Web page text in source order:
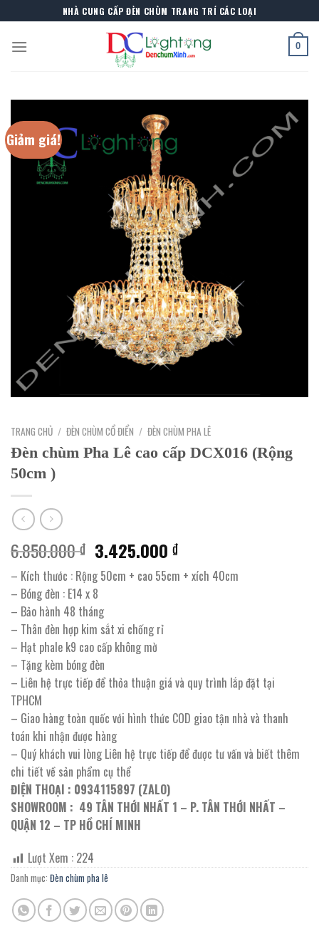
to
content
NHÀ CUNG CẤP ĐÈN CHÙM TRANG TRÍ CÁC LOẠI
0
Giảm giá!
TRANG CHỦ / ĐÈN CHÙM CỔ ĐIỂN / ĐÈN CHÙM PHA LÊ
Đèn chùm Pha Lê cao cấp DCX016 (Rộng
50cm )
6.850.000₫ Giá
gốc
là:
6.850.000 ₫.
3.425.000₫Giá
hiện
tại
– Kích thước : Rộng 50cm + cao 55cm + xích 40cm
– Bóng đèn : E14 x 8
– Bảo hành 48 tháng
– Thân đèn hợp kim sắt xi chống rỉ
– Hạt phale k9 cao cấp không mờ
– Tặng kèm bóng đèn
– Liên hệ trực tiếp để thỏa thuận giá và quy trình lắp đặt tại
TPHCM
– Giao hàng toàn quốc với hình thức COD giao tận nhà và thanh
toán khi nhận được hàng
– Quý khách vui lòng Liên hệ trực tiếp để được tư vấn và biết thêm
chi tiết về sản phẩm cụ thể
ĐIỆN THOẠI : 0934115897 (ZALO)
SHOWROOM : 49 TÂN THỚI NHẤT 1 – P. TÂN THỚI NHẤT –
QUẬN 12 – TP HỒ CHÍ MINH
Lượt Xem : 224
Danh mục: Đèn chùm pha lê